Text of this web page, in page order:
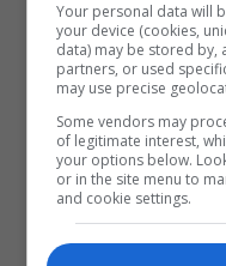
نائب: طالب
Your personal data will
your device (cookies,
data) may be stored by,
partners, or used
may use precise
Some vendors may
of legitimate interest,
your options below.
or in the site menu to
and cookie settings.